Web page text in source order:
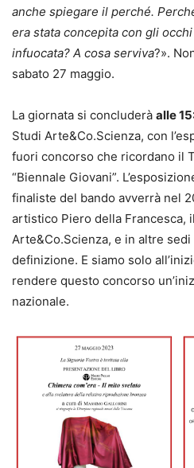
anche spiegare il perché.
era stata concepita con gli
infuocata? A cosa serviva?».
sabato 27 maggio.
La giornata si concluderà alle
Studi Arte&Co.Scienza, con
fuori concorso che ricordano il
“Biennale Giovani”.
finaliste del bando avverrà nel
artistico Piero della Francesca,
Arte&Co.Scienza, e in altre
definizione. E siamo solo
rendere questo concorso
nazionale.